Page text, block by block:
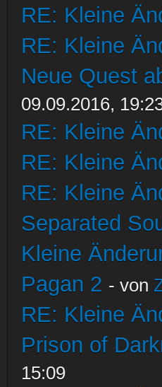
RE: Kleine
RE: Kleine
Neue Quest
09.09.2016,
RE: Kleine
RE: Kleine
RE: Kleine
Separated
Kleine
Pagan 2 - von
RE: Kleine
Prison of
15:09